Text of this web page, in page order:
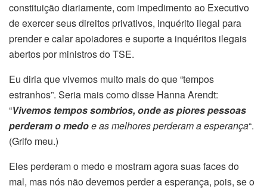
constituição diariamente, com impedimento ao Executivo
de exercer seus direitos privativos, inquérito ilegal para
prender e calar apoiadores e suporte a inquéritos ilegais
abertos por ministros do TSE.
Eu diria que vivemos muito mais do que “tempos
estranhos”. Seria mais como disse Hanna Arendt:
“Vivemos tempos sombrios, onde as piores pessoas
perderam o medoe as melhores perderam a esperança“.
(Grifo meu.)
Eles perderam o medo e mostram agora suas faces do
mal, mas nós não devemos perder a esperança, pois, se o